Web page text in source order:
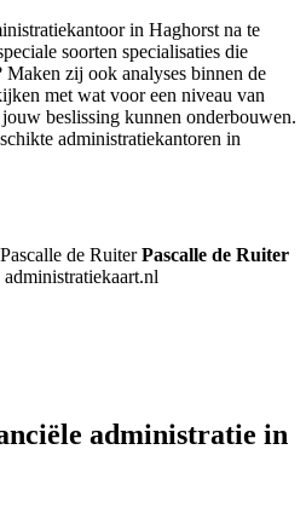
in Haghorst na te
soorten specialisaties die
Maken zij ook analyses binnen de
met wat voor een niveau van
beslissing kunnen onderbouwen.
administratiekantoren in
Pascalle de Ruiter
administratie in